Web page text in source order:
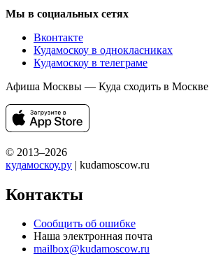
Мы в социальных сетях
Вконтакте
Кудамоскоу в однокласниках
Кудамоскоу в телеграме
Афиша Москвы — Куда сходить в Москве
© 2013–2026
кудамоскоу.ру | kudamoscow.ru
Контакты
Сообщить об ошибке
Наша электронная почта
mailbox@kudamoscow.ru